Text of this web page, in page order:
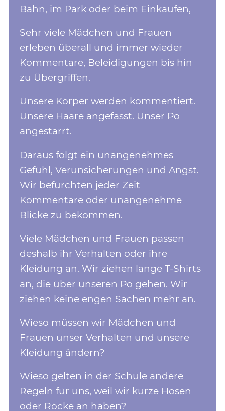
Bahn, im Park oder beim Einkaufen,
Sehr viele Mädchen und Frauen
erleben überall und immer wieder
Kommentare, Beleidigungen bis hin
zu Übergriffen.
Unsere Körper werden kommentiert.
Unsere Haare angefasst. Unser Po
angestarrt.
Daraus folgt ein unangenehmes
Gefühl, Verunsicherungen und Angst.
Wir befürchten jeder Zeit
Kommentare oder unangenehme
Blicke zu bekommen.
Viele Mädchen und Frauen passen
deshalb ihr Verhalten oder ihre
Kleidung an. Wir ziehen lange T-Shirts
an, die über unseren Po gehen. Wir
ziehen keine engen Sachen mehr an.
Wieso müssen wir Mädchen und
Frauen unser Verhalten und unsere
Kleidung ändern?
Wieso gelten in der Schule andere
Regeln für uns, weil wir kurze Hosen
oder Röcke an haben?